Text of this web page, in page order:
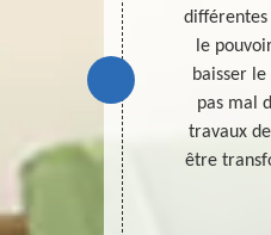
qui peut
option
nous
intervient
différentes
le
baisser
pas mal
travaux
être